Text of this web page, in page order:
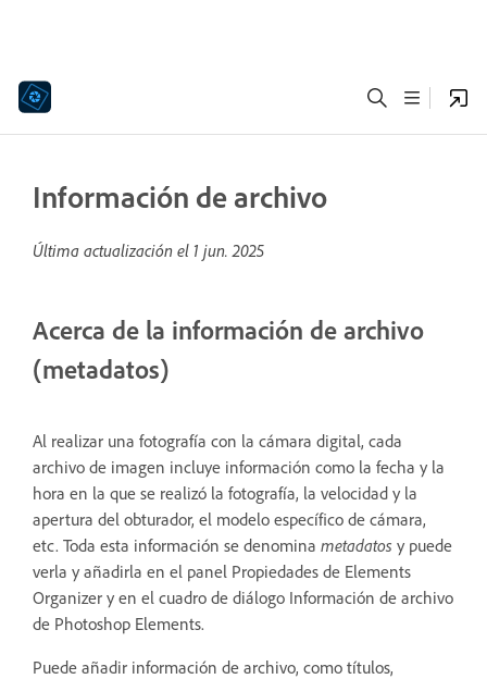
Información de archivo
Última actualización el 1 jun. 2025
Acerca de la información de archivo
(metadatos)
Al realizar una fotografía con la cámara digital, cada
archivo de imagen incluye información como la fecha y la
hora en la que se realizó la fotografía, la velocidad y la
apertura del obturador, el modelo específico de cámara,
etc. Toda esta información se denomina metadatos y puede
verla y añadirla en el panel Propiedades de Elements
Organizer y en el cuadro de diálogo Información de archivo
de Photoshop Elements.
Puede añadir información de archivo, como títulos,